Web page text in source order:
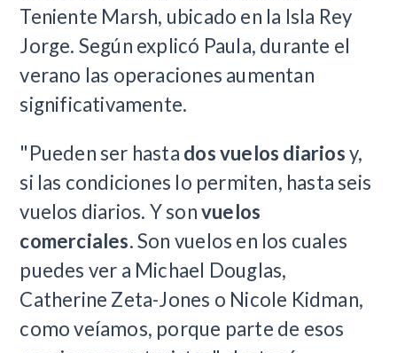
Teniente Marsh, ubicado en la Isla Rey
Jorge. Según explicó Paula, durante el
verano las operaciones aumentan
significativamente.
"Pueden ser hasta dos vuelos diariosy,
si las condiciones lo permiten, hasta seis
vuelos diarios. Y sonvuelos
comerciales. Son vuelos en los cuales
puedes ver a Michael Douglas,
Catherine Zeta-Jones o Nicole Kidman,
como veíamos, porque parte de esos